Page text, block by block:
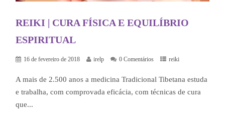
REIKI | CURA FÍSICA E EQUILÍBRIO
ESPIRITUAL
16 de fevereiro de 2018 irelp 0 Comentários reiki
A mais de 2.500 anos a medicina Tradicional Tibetana estuda
e trabalha, com comprovada eficácia, com técnicas de cura
que...